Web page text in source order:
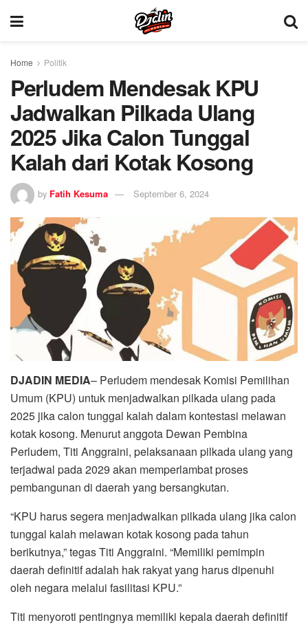
Home Politik
Perludem Mendesak KPU
Jadwalkan Pilkada Ulang
2025 Jika Calon Tunggal
Kalah dari Kotak Kosong
by Fatih Kesuma September 6, 2024
DJADIN MEDIA– Perludem mendesak Komisi Pemilihan
Umum (KPU) untuk menjadwalkan pilkada ulang pada
2025 jika calon tunggal kalah dalam kontestasi melawan
kotak kosong. Menurut anggota Dewan Pembina
Perludem, Titi Anggraini, pelaksanaan pilkada ulang yang
terjadwal pada 2029 akan memperlambat proses
pembangunan di daerah yang bersangkutan.
“KPU harus segera menjadwalkan pilkada ulang jika calon
tunggal kalah melawan kotak kosong pada tahun
berikutnya,” tegas Titi Anggraini. “Memiliki pemimpin
daerah definitif adalah hak rakyat yang harus dipenuhi
oleh negara melalui fasilitasi KPU.”
Titi menyoroti pentingnya memiliki kepala daerah definitif